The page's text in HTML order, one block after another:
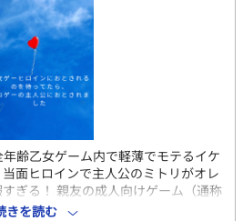
齢乙女ゲーム内で軽薄でモテるイケ
面ヒロインで主人公のミトリがオレ
ぎる！ 親友の成人向けゲーム（通称
が初めてのエロシーンを怖がってい
きを読む